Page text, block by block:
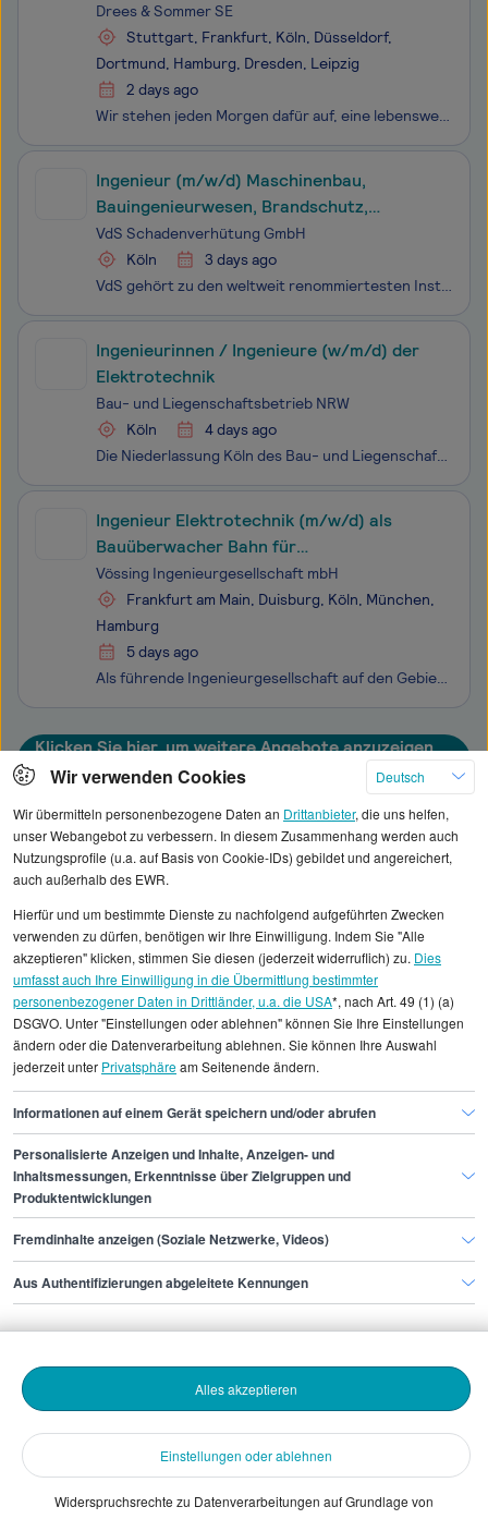
Drees & Sommer SE
Stuttgart, Frankfurt, Köln, Düsseldorf,
Dortmund, Hamburg, Dresden, Leipzig
2 days ago
Wir stehen jeden Morgen dafür auf, eine lebenswerte Zukunft für nachfolgende Generationen zu schaffen. Je nach Projekt sind wir Berater, Umsetzer – oder beides – nachhaltiger, innovativer und wirtschaftlicher Lösungen für Immobilien, Industrie, Energie und Infrastruktur. In interdisziplinären Teams
Ingenieur (m/w/d) Maschinenbau,
Bauingenieurwesen, Brandschutz,
Versorgungstechnik, Elektrotechnik,
Mechatronik, Sicherheitstechnik als
Prüfingenieur
VdS Schadenverhütung GmbH
Köln
3 days ago
VdS gehört zu den weltweit renommiertesten Institutionen für die Unternehmenssicherheit mit den Schwerpunkten Brandschutz, Security, Cyber-Security und Naturgefahrenprävention. Die Dienstleistungen umfassen Risikobeurteilungen, Prüfungen von Anlagen, Zertifizierungen von Produkten, Firmen und Fachkr
Ingenieurinnen / Ingenieure (w/m/d) der
Elektrotechnik
Bau- und Liegenschaftsbetrieb NRW
Köln
4 days ago
Die Niederlassung Köln des Bau- und Liegenschafts­betriebes des Landes Nordrhein‑Westfalen (BLB NRW) sucht zum nächst­möglichen Zeitpunkt mehrere Ingenieurinnen / Ingenieure (w/m/d) der Elektrotechnik Der Bau- und Liegenschaftsbetrieb NRW ist Eigentümer, Vermieter und Betreiber fast aller I
Ingenieur Elektrotechnik (m/w/d) als
Bauüberwacher Bahn für
Telekommunikationsanlagen
Vössing Ingenieurgesellschaft mbH
Frankfurt am Main, Duisburg, Köln, München,
Hamburg
5 days ago
Als führende Ingenieurgesellschaft auf den Gebieten Beratung, Planung, Projektmanagement und Bauüberwachung realisiert Vössing seit 45 Jahren Infrastrukturprojekte jeder Größenordnung. Mit über 700 Mitarbeiterinnen und Mitarbeitern planen und gestalten wir nationale und internationale Projekte von d
Klicken Sie hier, um weitere Angebote anzuzeigen
Alle angezeigten Gehaltsdaten beruhen auf
Durchschnittswerte und die Angaben können nicht
einzelnen Stellenangeboten zugeordnet werden.
Gehaltsinformationen
IT
Ingenieur/in Testautomatisierung
Ingenieur/in Testautomatisierung Köln
Finde den Job,
der zu dir passt.
Bewerbende
Wir verwenden Cookies
Deutsch
Wir übermitteln personenbezogene Daten an Drittanbieter, die uns helfen,
unser Webangebot zu verbessern. In diesem Zusammenhang werden auch
Nutzungsprofile (u.a. auf Basis von Cookie-IDs) gebildet und angereichert,
auch außerhalb des EWR.
Hierfür und um bestimmte Dienste zu nachfolgend aufgeführten Zwecken
verwenden zu dürfen, benötigen wir Ihre Einwilligung. Indem Sie "Alle
akzeptieren" klicken, stimmen Sie diesen (jederzeit widerruflich) zu. Dies
umfasst auch Ihre Einwilligung in die Übermittlung bestimmter
personenbezogener Daten in Drittländer, u.a. die USA*, nach Art. 49 (1) (a)
DSGVO. Unter "Einstellungen oder ablehnen" können Sie Ihre Einstellungen
ändern oder die Datenverarbeitung ablehnen. Sie können Ihre Auswahl
jederzeit unter Privatsphäream Seitenende ändern.
Informationen auf einem Gerät speichern und/oder abrufen
Personalisierte Anzeigen und Inhalte, Anzeigen- und
Inhaltsmessungen, Erkenntnisse über Zielgruppen und
Produktentwicklungen
Fremdinhalte anzeigen (Soziale Netzwerke, Videos)
Aus Authentifizierungen abgeleitete Kennungen
Einstellungen oder ablehnen
Alles akzeptieren
Widerspruchsrechte zu Datenverarbeitungen auf Grundlage von